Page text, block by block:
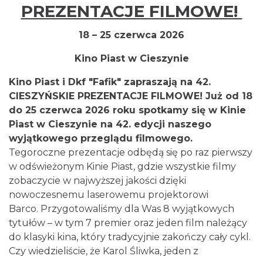
Cieszyn
2026-08-16
0.03 km
Cieszyn
0.03 km
Cieszyn
PREZENTACJE FILMOWE!
18 – 25 czerwca 2026
Kino Piast w Cieszynie
Kino Piast i Dkf "Fafik" zapraszają na 42.
CIESZYŃSKIE PREZENTACJE FILMOWE! Już od 18
do 25 czerwca 2026 roku spotkamy się w Kinie
Piast w Cieszynie na 42. edycji naszego
wyjątkowego przeglądu filmowego.
Tegoroczne prezentacje odbędą się po raz pierwszy
w odświeżonym Kinie Piast, gdzie wszystkie filmy
zobaczycie w najwyższej jakości dzięki
nowoczesnemu laserowemu projektorowi
Barco. Przygotowaliśmy dla Was 8 wyjątkowych
tytułów – w tym 7 premier oraz jeden film należący
do klasyki kina, który tradycyjnie zakończy cały cykl.
Czy wiedzieliście, że Karol Śliwka, jeden z